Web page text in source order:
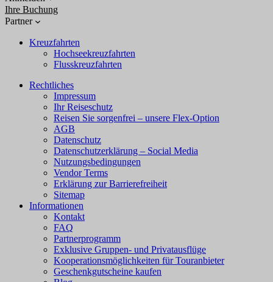
Ihre Buchung
Partner
Kreuzfahrten
Hochseekreuzfahrten
Flusskreuzfahrten
Rechtliches
Impressum
Ihr Reiseschutz
Reisen Sie sorgenfrei – unsere Flex-Option
AGB
Datenschutz
Datenschutzerklärung – Social Media
Nutzungsbedingungen
Vendor Terms
Erklärung zur Barrierefreiheit
Sitemap
Informationen
Kontakt
FAQ
Partnerprogramm
Exklusive Gruppen- und Privatausflüge
Kooperationsmöglichkeiten für Touranbieter
Geschenkgutscheine kaufen